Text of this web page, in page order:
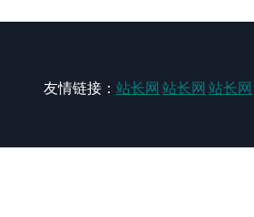
友情链接： 站长网 站长网 站长网